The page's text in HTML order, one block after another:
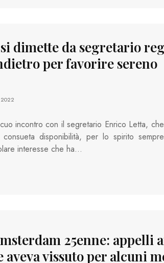
dimette da segretario
per favorire sereno
2022
incontro con il segretario Enrico Letta, che
disponibilità, per lo spirito sempre
interesse che ha…
25enne: appelli
aveva vissuto per alcuni